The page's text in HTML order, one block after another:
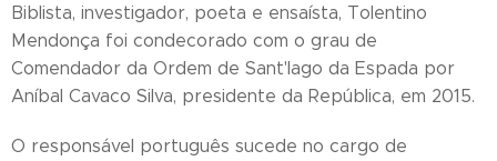
Biblista, investigador, poeta e ensaísta, Tolentino
Mendonça foi condecorado com o grau de
Comendador da Ordem de Sant'lago da Espada por
Aníbal Cavaco Silva, presidente da República, em 2015.
O responsável português sucede no cargo de